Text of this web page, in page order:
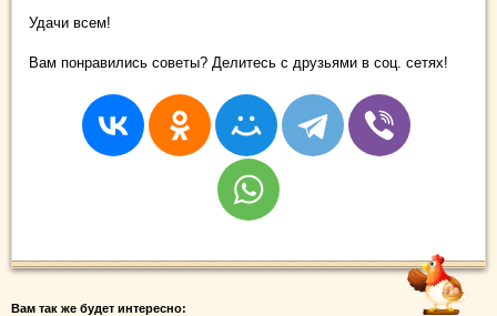
Удачи всем!
Вам понравились советы? Делитесь с друзьями в соц. сетях!
Вам так же будет интересно: